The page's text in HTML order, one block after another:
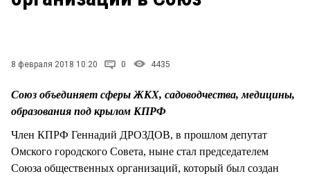
Архив
8 февраля 2018 10:20 0 4435
Союз объединяет сферы ЖКХ, садоводчества, медицины,
образования под крылом КПРФ
Член КПРФ Геннадий ДРОЗДОВ, в прошлом депутат
Омского городского Совета, ныне стал председателем
Союза общественных организаций, который был создан